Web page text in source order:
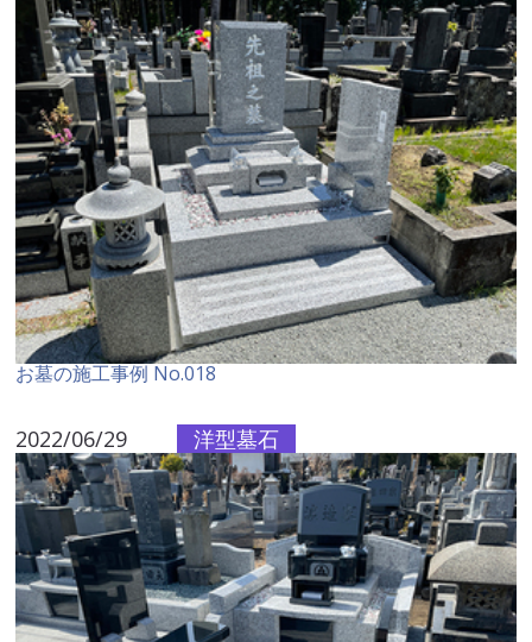
お墓の施工事例 No.018
2022/06/29 洋型墓石